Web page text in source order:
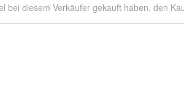
bei diesem Verkäufer gekauft haben, den